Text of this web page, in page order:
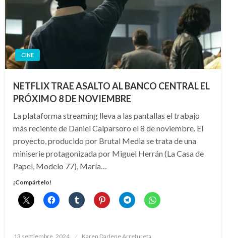
CINE
NETFLIX TRAE ASALTO AL BANCO CENTRAL EL
PRÓXIMO 8 DE NOVIEMBRE
La plataforma streaming lleva a las pantallas el trabajo
más reciente de Daniel Calparsoro el 8 de noviembre. El
proyecto, producido por Brutal Media se trata de una
miniserie protagonizada por Miguel Herrán (La Casa de
Papel, Modelo 77), María…
¡Compártelo!
Publicado
13 septiembre, 2024 Karen Darlene Arretureta